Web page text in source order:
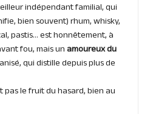
indépendant familial, qui
bien souvent) rhum, whisky,
pastis… est honnêtement, à
fou, mais unamoureux du
qui distille depuis plus de
pas le fruit du hasard, bien au